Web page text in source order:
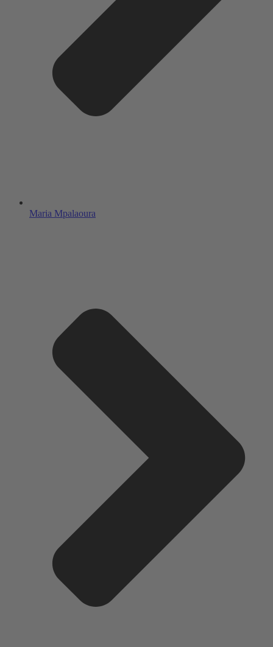
Maria Mpalaoura